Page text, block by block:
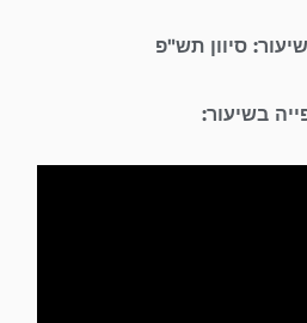
סיוון תש"פ
בשיעור: